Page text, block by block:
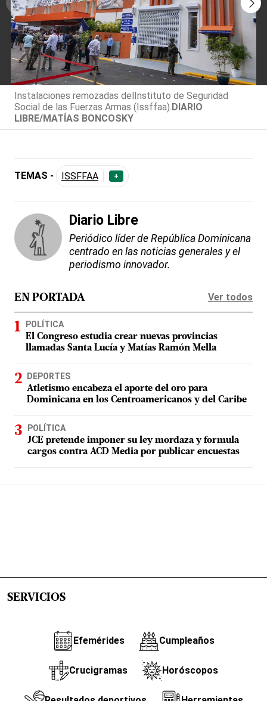
Instalaciones remozadas delInstituto de Seguridad
Social de las Fuerzas Armas (Issffaa). DIARIO
LIBRE/MATÍAS BONCOSKY
TEMAS - ISSFFAA +
Diario Libre
Periódico líder de República Dominicana
centrado en las noticias generales y el
periodismo innovador.
EN PORTADA Ver todos
POLÍTICA
El Congreso estudia crear nuevas provincias
llamadas Santa Lucía y Matías Ramón Mella
DEPORTES
Atletismo encabeza el aporte del oro para
Dominicana en los Centroamericanos y del Caribe
POLÍTICA
JCE pretende imponer su ley mordaza y formula
cargos contra ACD Media por publicar encuestas
SERVICIOS
Efemérides Cumpleaños
Crucigramas Horóscopos